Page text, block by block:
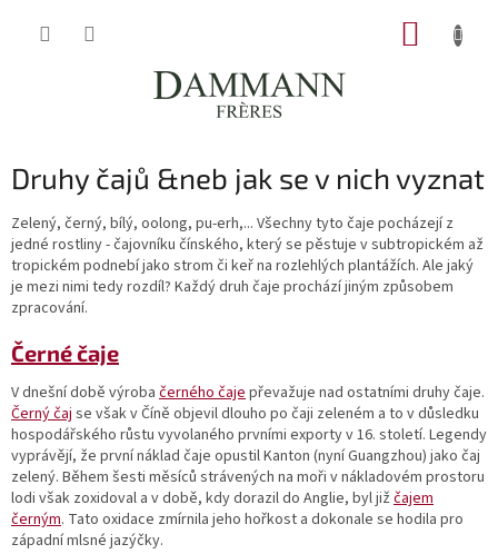
Druhy čajů &neb jak se v nich vyznat
Zelený, černý, bílý, oolong, pu-erh,... Všechny tyto čaje pocházejí z
jedné rostliny - čajovníku čínského, který se pěstuje v subtropickém až
tropickém podnebí jako strom či keř na rozlehlých plantážích. Ale jaký
je mezi nimi tedy rozdíl? Každý druh čaje prochází jiným způsobem
zpracování.
Černé čaje
V dnešní době výroba černého čajepřevažuje nad ostatními druhy čaje.
Černý čaj se však v Číně objevil dlouho po čaji zeleném a to v důsledku
hospodářského růstu vyvolaného prvními exporty v 16. století. Legendy
vyprávějí, že první náklad čaje opustil Kanton (nyníGuangzhou) jako čaj
zelený. Během šesti měsíců strávených na moři v nákladovém prostoru
lodi však zoxidoval a v době, kdy dorazil do Anglie, byl již čajem
černým. Tato oxidace zmírnila jeho hořkost a dokonale se hodila pro
západní mlsné jazýčky.